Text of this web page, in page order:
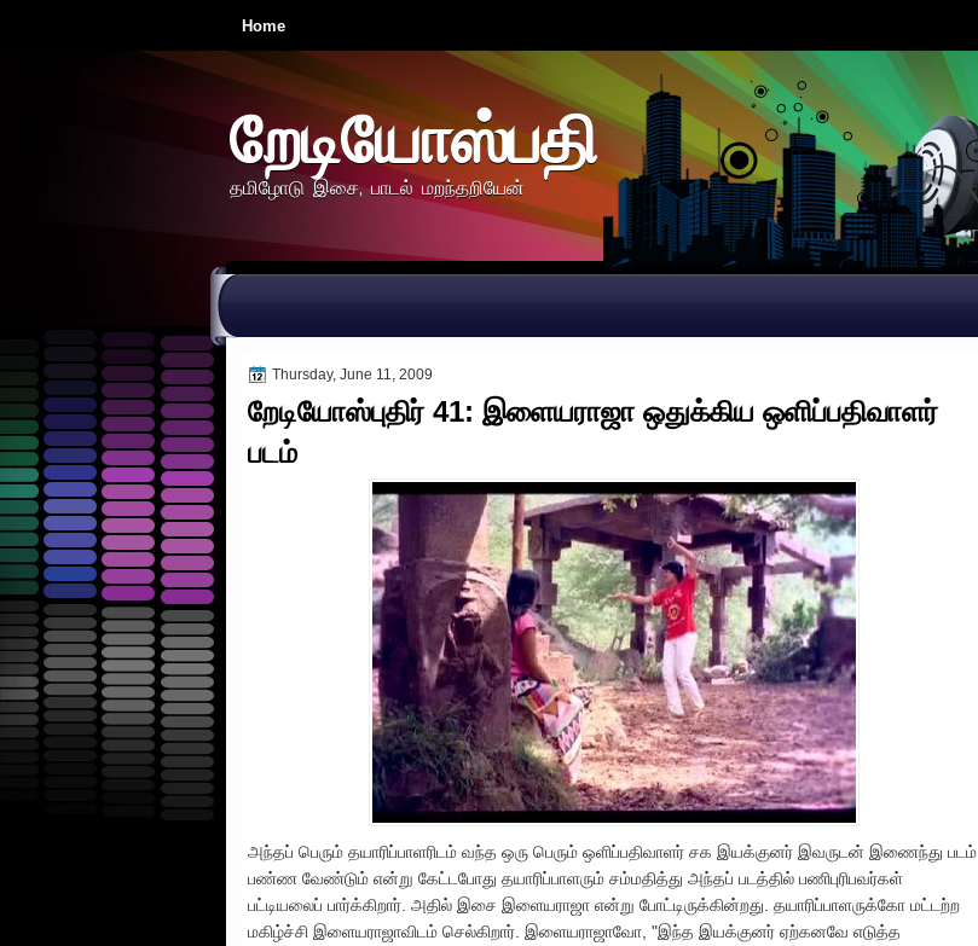
Home
றேடியோஸ்பதி
தமிழோடு இசை, பாடல் மறந்தறியேன்
Thursday, June 11, 2009
றேடியோஸ்புதிர் 41: இளையராஜா ஒதுக்கிய ஒளிப்பதிவாளர்
படம்
அந்தப் பெரும் தயாரிப்பாளரிடம் வந்த ஒரு பெரும் ஒளிப்பதிவாளர் சக இயக்குனர் இவருடன் இணைந்து படம்
பண்ண வேண்டும் என்று கேட்டபோது தயாரிப்பாளரும் சம்மதித்து அந்தப் படத்தில் பணிபுரிபவர்கள்
பட்டியலைப் பார்க்கிறார். அதில் இசை இளையராஜா என்று போட்டிருக்கின்றது. தயாரிப்பாளருக்கோ மட்டற்ற
மகிழ்ச்சி இளையராஜாவிடம் செல்கிறார். இளையராஜாவோ, "இந்த இயக்குனர் ஏற்கனவே எடுத்த